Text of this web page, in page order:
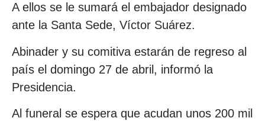
A ellos se le sumará el embajador designado
ante la Santa Sede, Víctor Suárez.
Abinader y su comitiva estarán de regreso al
país el domingo 27 de abril, informó la
Presidencia.
Al funeral se espera que acudan unos 200 mil